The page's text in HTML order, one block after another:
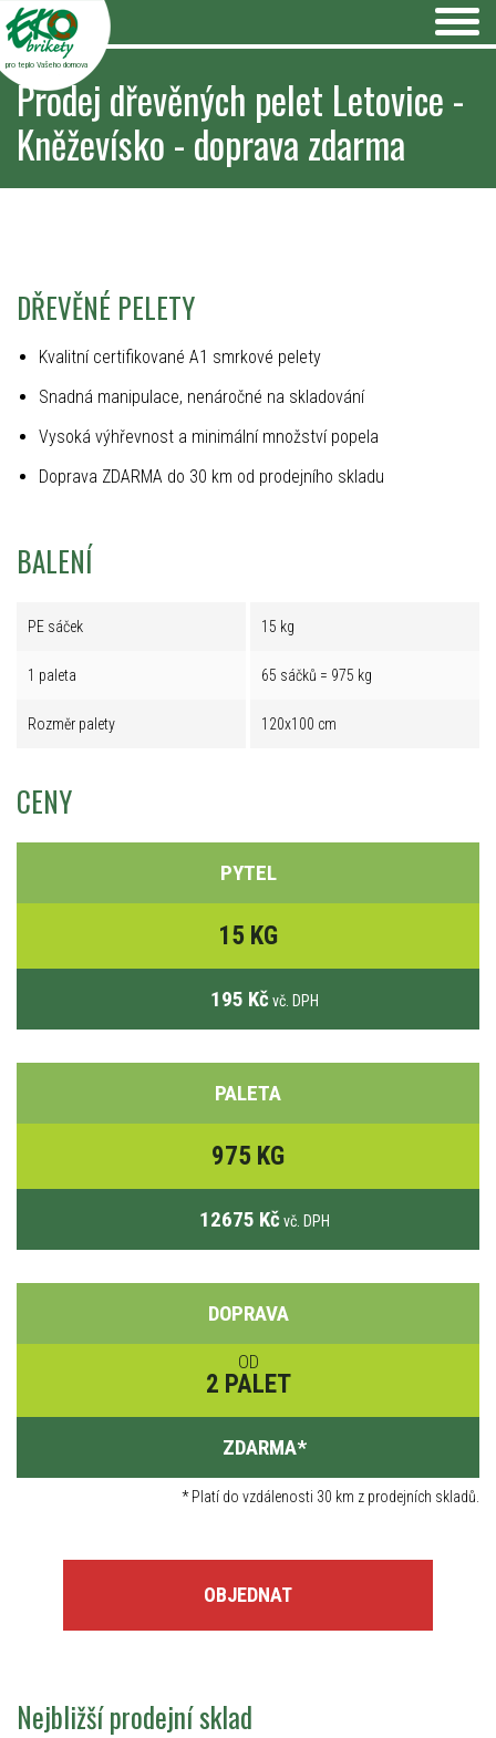
pro teplo Vašeho domova
Prodej dřevěných pelet Letovice -
Kněževísko - doprava zdarma
DŘEVĚNÉ PELETY
Kvalitní certifikované A1 smrkové pelety
Snadná manipulace, nenáročné na skladování
Vysoká výhřevnost a minimální množství popela
Doprava ZDARMA do 30 km od prodejního skladu
BALENÍ
PE sáček 15 kg
1 paleta 65 sáčků = 975 kg
Rozměr palety 120x100 cm
CENY
PYTEL
15 KG
195 Kč vč. DPH
PALETA
975 KG
12675 Kč vč. DPH
DOPRAVA
OD
2 PALET
ZDARMA*
*Platí do vzdálenosti 30 km z prodejních skladů.
OBJEDNAT
Nejbližší prodejní sklad